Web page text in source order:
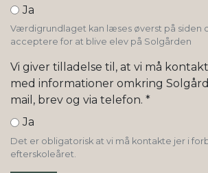
Ja
Værdigrundlaget kan læses øverst på siden
acceptere for at blive elev på Solgården
Vi giver tilladelse til, at vi må
med informationer omkring
mail, brev og via telefon. *
Ja
Det er obligatorisk at vi må kontakte jer i
efterskoleåret.